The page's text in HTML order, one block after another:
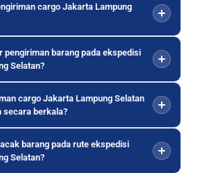
cargo Jakarta Lampung
pengiriman barang pada ekspedisi
Selatan?
cargo Jakarta Lampung Selatan
secara berkala?
barang pada rute ekspedisi
Selatan?